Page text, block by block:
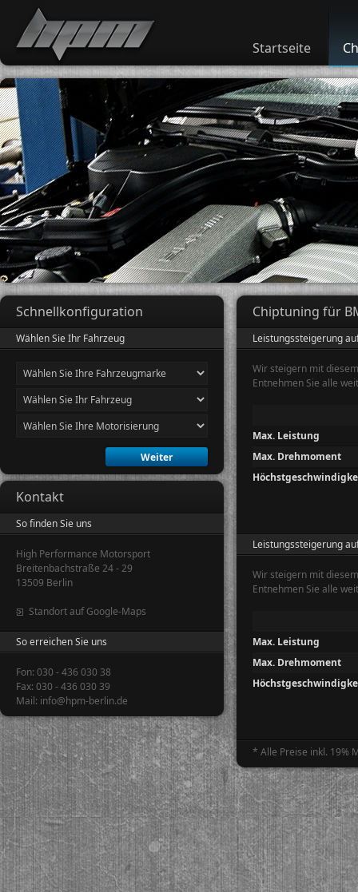
Startseite
Chiptuning für
Leistungssteigerung
Wir steigern mit
Entnehmen Sie alle
Max. Leistung
Max. Drehmoment
Leistungssteigerung
Wir steigern mit
Entnehmen Sie alle
Max. Leistung
Max. Drehmoment
* Alle Preise inkl. 19%
Schnellkonfiguration
Wählen Sie Ihr Fahrzeug
Kontakt
So finden Sie uns
High Performance Motorsport
Breitenbachstraße 24 - 29
13509 Berlin
Standort auf Google-Maps
So erreichen Sie uns
Fon: 030 - 436 030 38
Fax: 030 - 436 030 39
Mail: info@hpm-berlin.de